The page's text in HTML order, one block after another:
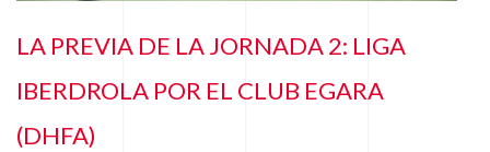
LA PREVIA DE LA JORNADA 2: LIGA
IBERDROLA POR EL CLUB EGARA
(DHFA)